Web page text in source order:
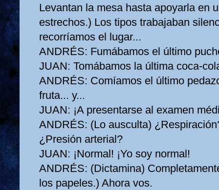
Levantan la mesa hasta apoyarla en
estrechos.) Los tipos trabajaban
recorríamos el lugar...
ANDRÉS: Fumábamos el último
JUAN: Tomábamos la última
ANDRÉS: Comíamos el último
fruta... y...
JUAN: ¡A presentarse al examen
ANDRÉS: (Lo ausculta)
¿Presión arterial?
JUAN: ¡Normal! ¡Yo soy normal!
ANDRÉS: (Dictamina)
los papeles.) Ahora vos.